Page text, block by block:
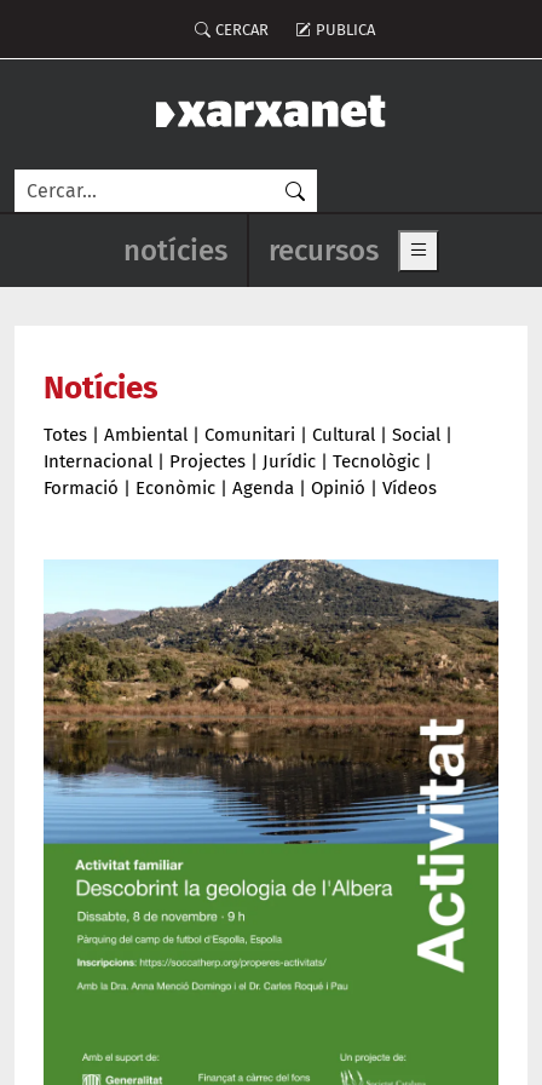
Menú del compte d'usuari
CERCAR PUBLICA
Cerca
Navegació principal de
notícies recursos Show main
Notícies
Totes | Ambiental | Comunitari | Cultural | Social |
Internacional | Projectes | Jurídic | Tecnològic |
Formació | Econòmic | Agenda | Opinió | Vídeos